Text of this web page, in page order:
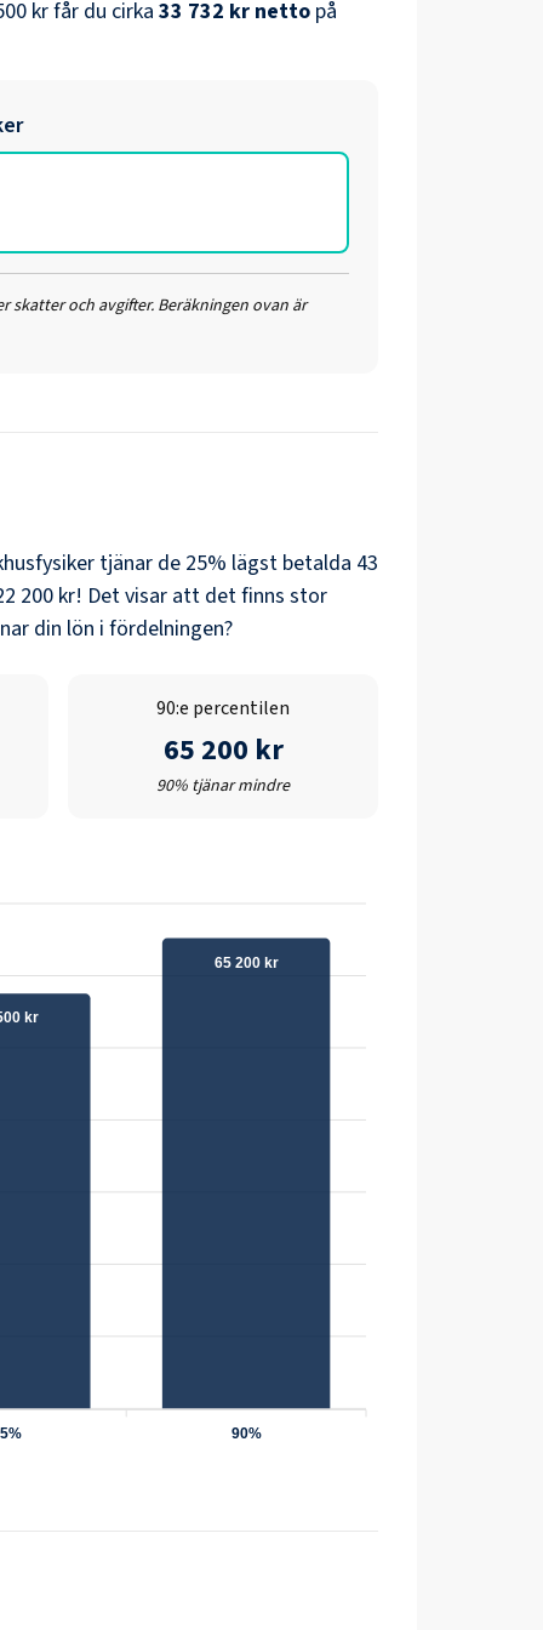
krfår du cirka 33 732 kr netto på
och avgifter. Beräkningen ovan är
tjänar de 25% lägst betalda 43
200 kr! Det visar att det finns stor
din lön i fördelningen?
90:e percentilen
65 200 kr
90% tjänar mindre
kr
65 200 kr
90%